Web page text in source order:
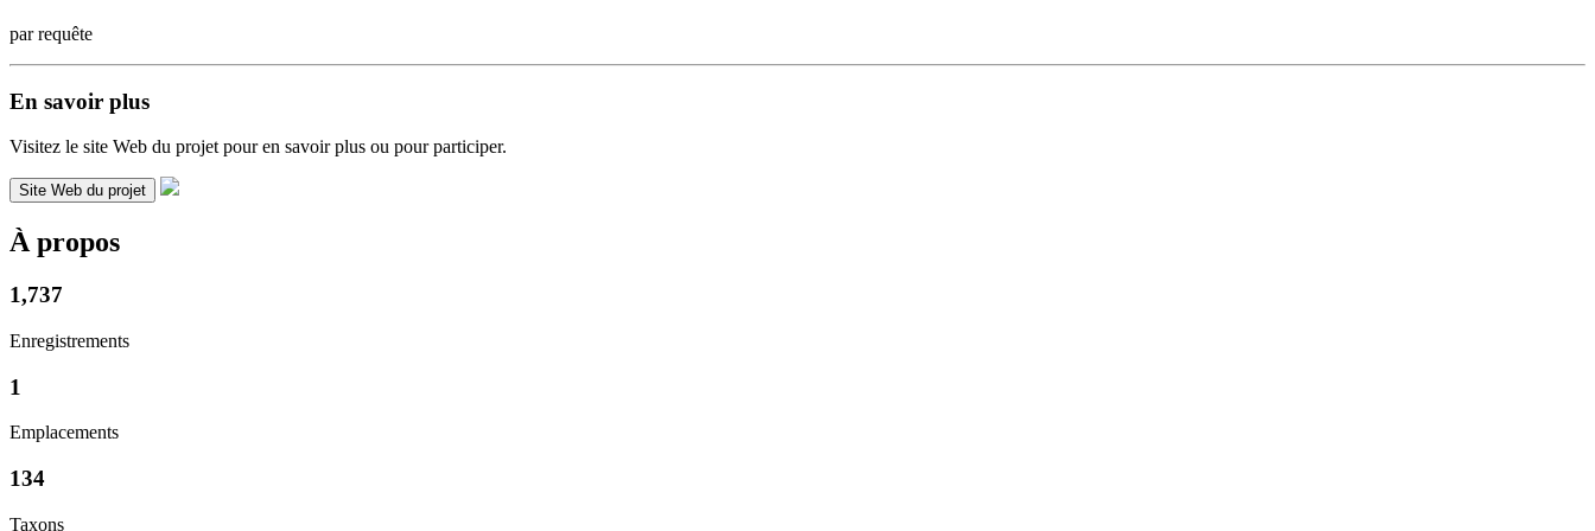
par requête
En savoir plus
Visitez le site Web du projet pour en savoir plus ou pour participer.
Site Web du projet
À propos
1,737
Enregistrements
1
Emplacements
134
Taxons